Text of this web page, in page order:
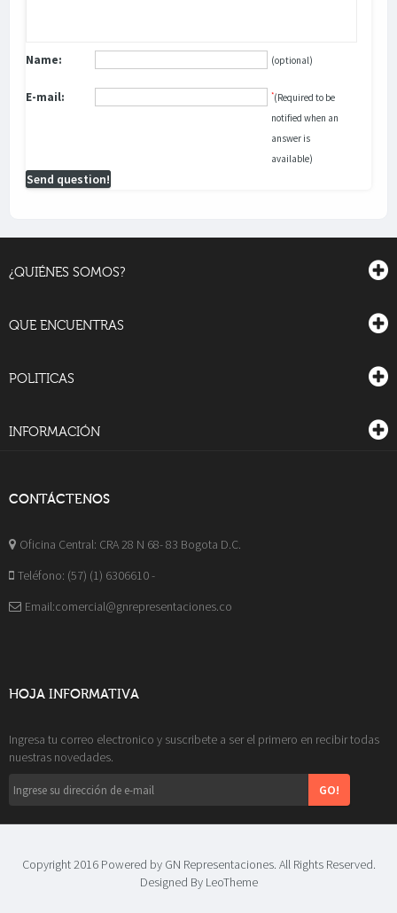
Name: (optional)
E-mail: *(Required to be
notified when an
answer is
available)
Send question!
¿QUIÉNES SOMOS?
QUE ENCUENTRAS
POLITICAS
INFORMACIÓN
CONTÁCTENOS
Oficina Central: CRA 28 N 68- 83 Bogota D.C.
Teléfono: (57) (1) 6306610 -
Email:comercial@gnrepresentaciones.co
HOJA INFORMATIVA
Ingresa tu correo electronico y suscribete a ser el primero en recibir todas
nuestras novedades.
GO!
Copyright 2016 Powered by GN Representaciones. All Rights Reserved.
Designed By LeoTheme